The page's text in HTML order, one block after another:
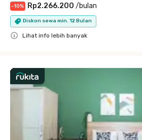
-10% Rp2.266.200 /bulan
Diskon sewa min. 12 Bulan
Lihat info lebih banyak